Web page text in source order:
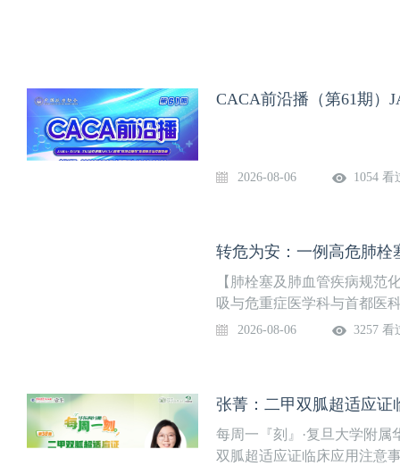
2026-08-06 1054 看
【肺栓塞及肺血管疾病规范
吸与危重症医学科与首都医
题讲课+线上讨论”的模式，
女性，因“伤致左下肢肿痛
危/E级急性肺栓塞。在多学
疗，患者最终转危为安。但
2026-08-06 3257 看
张菁：二甲双胍超适应证
每周一『刻』·复旦大学附
双胍超适应证临床应用注意